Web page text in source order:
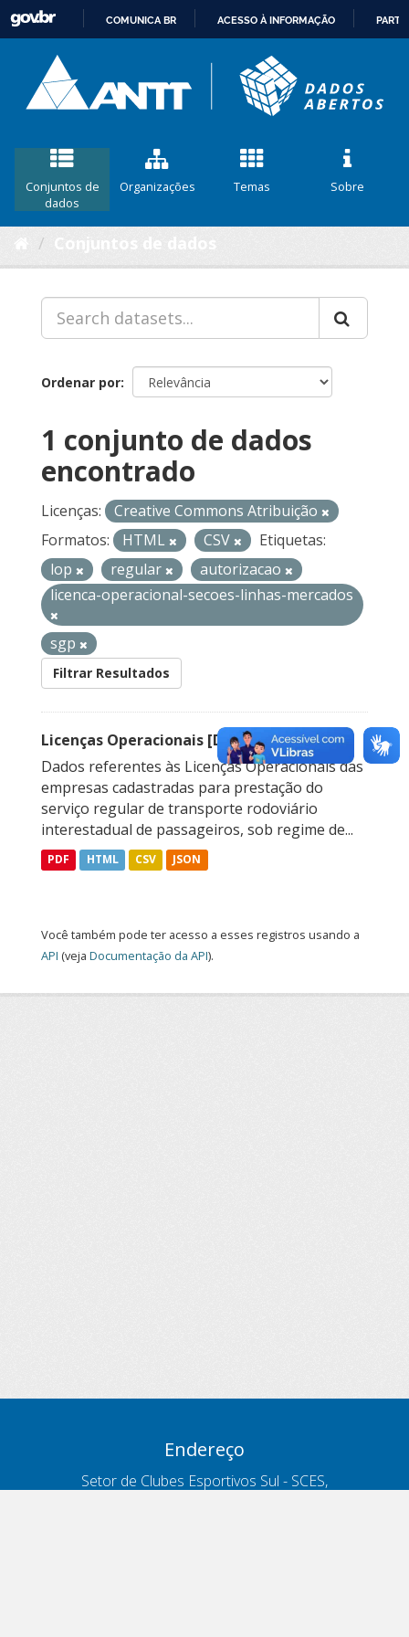
CONTEÚDO
COMUNICA BR ACESSO À INFORMAÇÃO
Conjuntos de
dados
Organizações Temas Sobre
Ordenar por
1 conjunto de dados
encontrado
Licenças:
Creative Commons Atribuição
Formatos:
HTML CSV
Etiquetas:
lop
regular
autorizacao
licenca-operacional-secoes-linhas-mercados
sgp
Filtrar Resultados
Licenças Operacionais [Descontinuado]
Dados referentes às Licenças Operacionais das
empresas cadastradas para prestação do
serviço regular de transporte rodoviário
interestadual de passageiros, sob regime de...
PDF HTML CSV JSON
Você também pode ter acesso a esses registros usando a
API (veja Documentação da API).
Endereço
Setor de Clubes Esportivos Sul - SCES,